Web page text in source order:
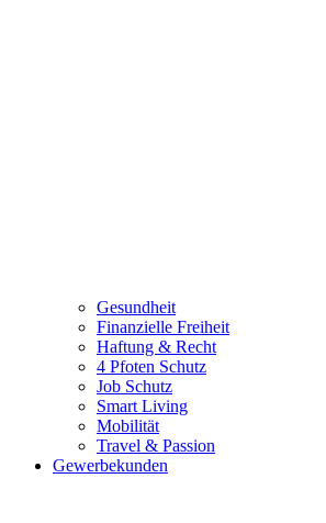
Gesundheit
Finanzielle Freiheit
Haftung & Recht
4 Pfoten Schutz
Job Schutz
Smart Living
Mobilität
Travel & Passion
Gewerbekunden